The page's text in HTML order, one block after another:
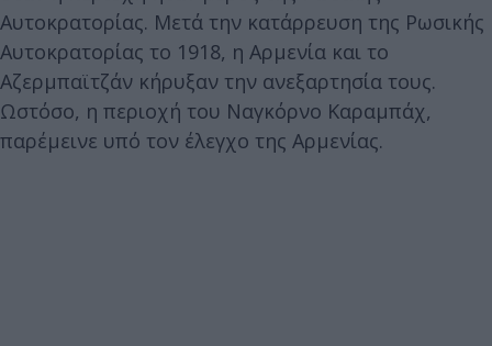
Αυτοκρατορίας. Μετά την κατάρρευση της Ρωσικής
Αυτοκρατορίας το 1918, η Αρμενία και το
Αζερμπαϊτζάν κήρυξαν την ανεξαρτησία τους.
Ωστόσο, η περιοχή του Ναγκόρνο Καραμπάχ,
παρέμεινε υπό τον έλεγχο της Αρμενίας.